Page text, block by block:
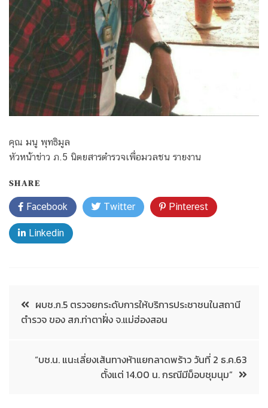
คุณ มนู พุทธิมูล
หัวหน้าข่าว ภ.5 นิตยสารตำรวจเพื่อมวลชน รายงาน
SHARE
Facebook Twitter Pinterest
Linkedin
ผบช.ภ.5 ตรวจยกระดับการให้บริการประชาชนในสถานี
ตำรวจ ของ สภ.ท่าตาฝั่ง จ.แม่ฮ่องสอน
“บช.น. แนะเลี่ยงเส้นทางห้าแยกลาดพร้าว วันที่ 2 ธ.ค.63
ตั้งแต่ 14.00 น. กรณีมีม็อบชุมนุม”